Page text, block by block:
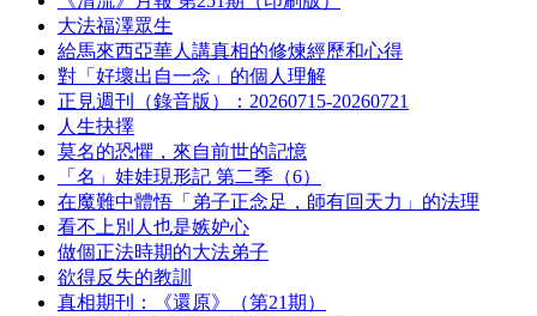
大法福澤眾生
給馬來西亞華人講真相的修煉經歷和心得
對「好壞出自一念」的個人理解
正見週刊（錄音版）：20260715-20260721
人生抉擇
莫名的恐懼，來自前世的記憶
「名」娃娃現形記 第二季（6）
在魔難中體悟「弟子正念足，師有回天力」的法理
看不上別人也是嫉妒心
做個正法時期的大法弟子
欲得反失的教訓
真相期刊：《還原》（第21期）